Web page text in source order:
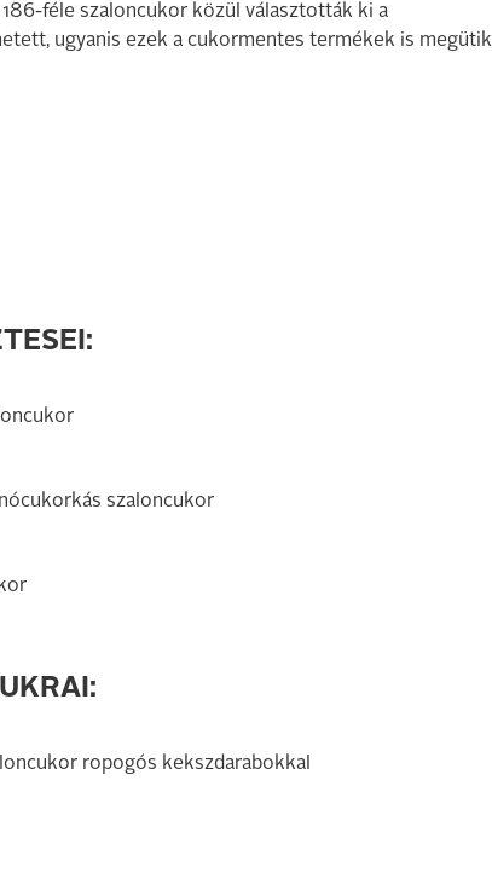
féle szaloncukor közül választották ki a
ugyanis ezek a cukormentes termékek is megütik
szaloncukor
ropogós kekszdarabokkal